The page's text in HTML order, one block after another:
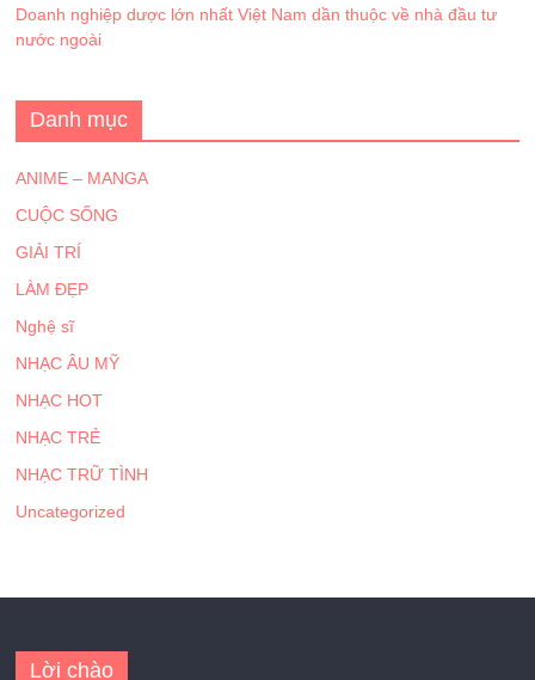
Doanh nghiệp dược lớn nhất Việt Nam dần thuộc về nhà đầu tư
nước ngoài
Danh mục
ANIME – MANGA
CUỘC SỐNG
GIẢI TRÍ
LÀM ĐẸP
Nghệ sĩ
NHẠC ÂU MỸ
NHẠC HOT
NHẠC TRẺ
NHẠC TRỮ TÌNH
Uncategorized
Lời chào